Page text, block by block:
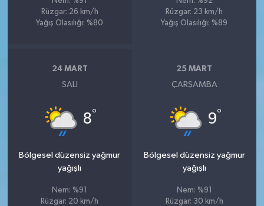
Rüzgar: 26 km/h
Yağış Olasılığı: %80
Rüzgar: 23 km/h
Yağış Olasılığı: %89
24 MART
SALI
8°
Bölgesel düzensiz yağmur
yağışlı
Nem: %91
Rüzgar: 20 km/h
25 MART
ÇARŞAMBA
9°
Bölgesel düzensiz yağmur
yağışlı
Nem: %91
Rüzgar: 30 km/h